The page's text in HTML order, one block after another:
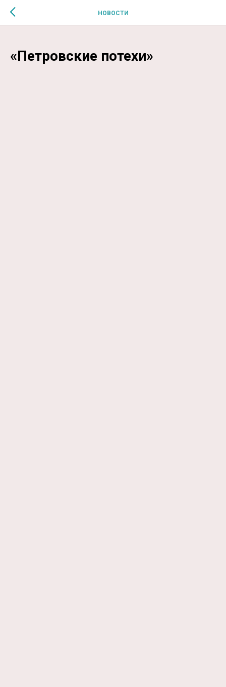
$MESSAGE$
НОВОСТИ
«Петровские потехи»